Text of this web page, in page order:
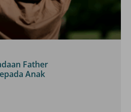
Father
Anak